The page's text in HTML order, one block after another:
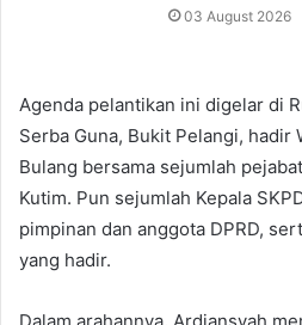
03 August 2026
Agenda pelantikan ini digelar di
Serba Guna, Bukit Pelangi, hadir
Bulang bersama sejumlah
Kutim. Pun sejumlah Kepala
pimpinan dan anggota DPRD,
yang hadir.